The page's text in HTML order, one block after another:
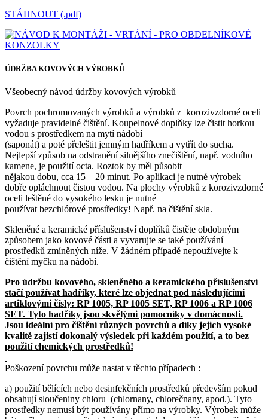
STÁHNOUT (.pdf)
ÚDRŽBA KOVOVÝCH VÝROBKŮ
Všeobecný návod údržby kovových výrobků
Povrch pochromovaných výrobků a výrobků z korozivzdorné oceli
vyžaduje pravidelné čištění. Koupelnové doplňky lze čistit horkou
vodou s prostředkem na mytí nádobí
(saponát) a poté přeleštit jemným hadříkem a vytřít do sucha.
Nejlepší způsob na odstranění silnějšího znečištění, např. vodního
kamene, je použití octa. Roztok by měl působit
nějakou dobu, cca 15 – 20 minut. Po aplikaci je nutné výrobek
dobře opláchnout čistou vodou. Na plochy výrobků z korozivzdorné
oceli leštěné do vysokého lesku je nutné
používat bezchlórové prostředky! Např. na čištění skla.
Skleněné a keramické příslušenství doplňků čistěte obdobným
způsobem jako kovové části a vyvarujte se také používání
prostředků zmíněných níže. V žádném případě nepoužívejte k
čištění myčku na nádobí.
Pro údržbu kovového, skleněného a keramického příslušenství
stačí používat hadříky, které lze objednat pod následujícími
artiklovými čísly: RP 1005, RP 1005 SET, RP 1006 a RP 1006
SET. Tyto hadříky jsou skvělými pomocníky v domácnosti.
Jsou ideální pro čištění různých povrchů a díky jejich vysoké
kvalitě zajistí dokonalý výsledek při každém použití, a to bez
použití chemických prostředků!
Poškození povrchu může nastat v těchto případech :
a) použití bělících nebo desinfekčních prostředků především pokud
obsahují sloučeniny chloru (chlornany, chlorečnany, apod.). Tyto
prostředky nemusí být používány přímo na výrobky. Výrobek může